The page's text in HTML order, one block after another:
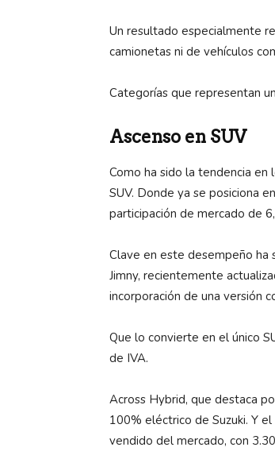
Un resultado especialmente
camionetas ni de vehículos
Categorías que representan
Ascenso en SUV
Como ha sido la tendencia en
SUV. Donde ya se posiciona
participación de mercado de
Clave en este desempeño ha
Jimny, recientemente
incorporación de una versión
Que lo convierte en el único
de IVA.
Across Hybrid, que destaca
100% eléctrico de Suzuki. Y
vendido del mercado, con